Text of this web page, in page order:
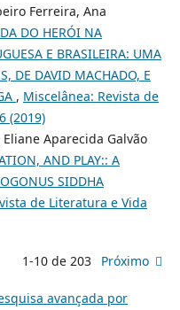
Ferreira, Ana
DO HERÓI NA
E BRASILEIRA: UMA
DE DAVID MACHADO, E
, Miscelânea: Revista de
(2019)
Aparecida Galvão
AND PLAY:: A
SIDDHA
de Literatura e Vida
1-10 de 203 Próximo
avançada por